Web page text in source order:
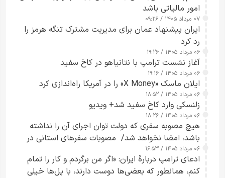
امور مالیاتی باشد
۰۷ مرداد ۱۴۰۵ / ۰۹:۲۶
ایران پیشنهاد عمان برای مدیریت مشترک تنگه هرمز را
رد کرد
۰۶ مرداد ۱۴۰۵ / ۱۹:۲۶
آغاز نشست ترامپ با نتانیاهو در کاخ سفید
۰۶ مرداد ۱۴۰۵ / ۱۹:۱۶
ایلان ماسک «X Money» را در آمریکا راه‌اندازی کرد
۰۶ مرداد ۱۴۰۵ / ۱۸:۵۲
زلنسکی وارد کاخ سفید شد+ ویدیو
۰۶ مرداد ۱۴۰۵ / ۱۸:۲۶
هیچ مصوبه سفری که دولت توان اجرای آن را نداشته
باشد، امضا نخواهد شد/ مصوبات سفرهای استانی در
چارچوب قانون بودجه است+ عکس
۰۶ مرداد ۱۴۰۵ / ۱۶:۵۳
ادعای ترامپ دربارهٔ ایران: «اگر من برگردم و کار را تمام
کنم، همانطور که بعضی‌ها دوست دارند، با پل‌ها خیلی